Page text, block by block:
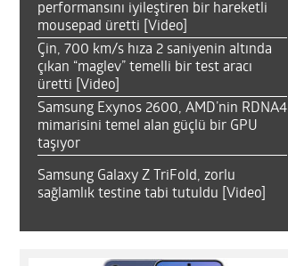
performansını iyileştiren bir hareketli
mousepad üretti [Video]
Çin, 700 km/s hıza 2 saniyenin altında
çıkan “maglev” temelli bir test aracı
üretti [Video]
Samsung Exynos 2600, AMD’nin RDNA4
mimarisini temel alan güçlü bir GPU
taşıyor
Samsung Galaxy Z TriFold, zorlu
sağlamlık testine tabi tutuldu [Video]